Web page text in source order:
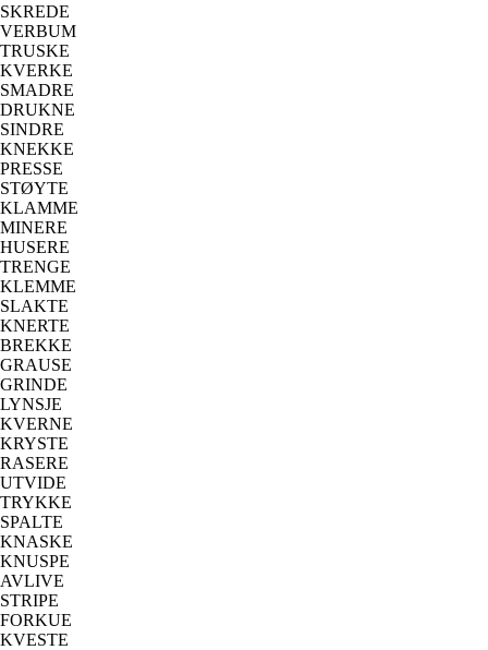
SKREDE
VERBUM
TRUSKE
KVERKE
SMADRE
DRUKNE
SINDRE
KNEKKE
PRESSE
STØYTE
KLAMME
MINERE
HUSERE
TRENGE
KLEMME
SLAKTE
KNERTE
BREKKE
GRAUSE
GRINDE
LYNSJE
KVERNE
KRYSTE
RASERE
UTVIDE
TRYKKE
SPALTE
KNASKE
KNUSPE
AVLIVE
STRIPE
FORKUE
KVESTE